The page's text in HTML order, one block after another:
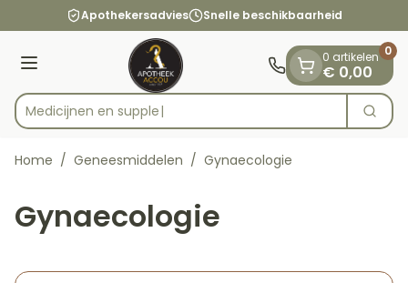
Ga naar de inhoudApothekersadvies Snelle beschikbaarheid
Menu
Product, merk, categorie...
M Zoek
0 artikelen
€ 0,00
0
Home / Geneesmiddelen / Gynaecologie
Gynaecologie